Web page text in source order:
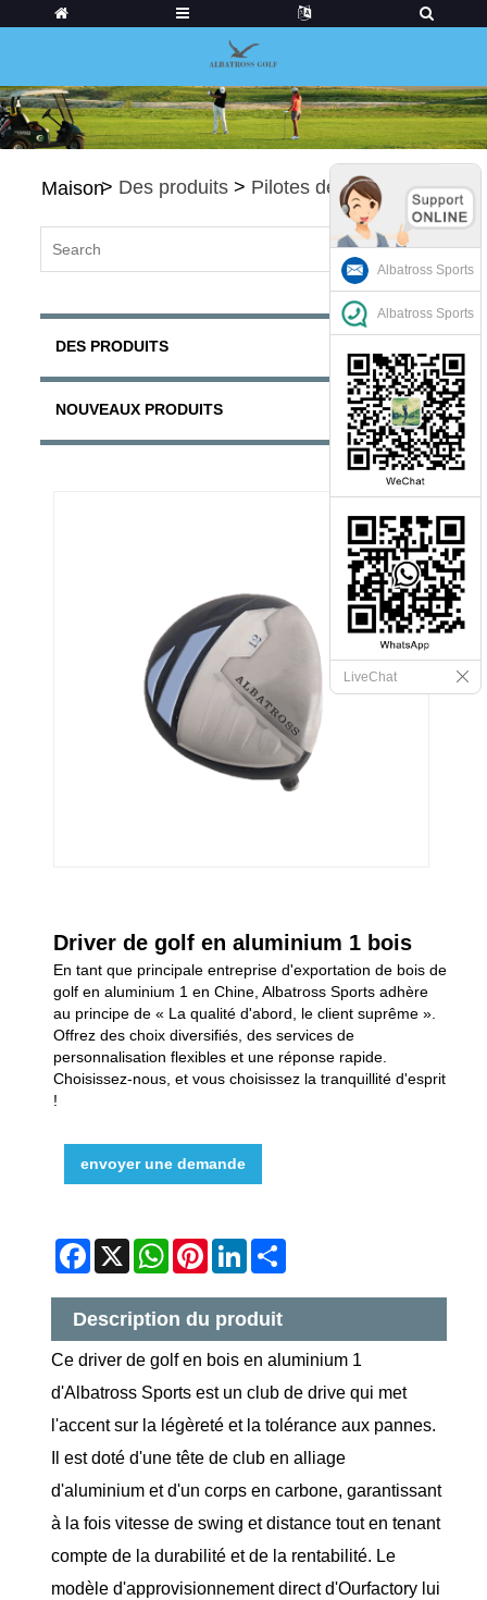
Maison> Des produits > Pilotes de golf
DES PRODUITS
NOUVEAUX PRODUITS
Driver de golf en aluminium 1 bois
En tant que principale entreprise d'exportation de bois de
golf en aluminium 1 en Chine, Albatross Sports adhère
au principe de « La qualité d'abord, le client suprême ».
Offrez des choix diversifiés, des services de
personnalisation flexibles et une réponse rapide.
Choisissez-nous, et vous choisissez la tranquillité d'esprit
!
envoyer une demande
Facebook
X WhatsApp
Pinterest
LinkedIn
Description du produit
Ce driver de golf en bois en aluminium 1
d'Albatross Sports est un club de drive qui met
l'accent sur la légèreté et la tolérance aux pannes.
Il est doté d'une tête de club en alliage
d'aluminium et d'un corps en carbone, garantissant
à la fois vitesse de swing et distance tout en tenant
compte de la durabilité et de la rentabilité. Le
modèle d'approvisionnement direct d'Ourfactory lui
Albatross Sports
Albatross Sports
LiveChat